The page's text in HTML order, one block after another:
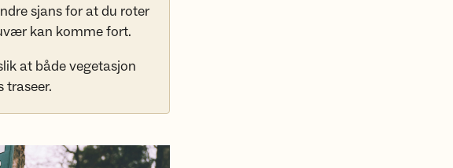
sjans for at du roter
kan komme fort.
at både vegetasjon
traseer.